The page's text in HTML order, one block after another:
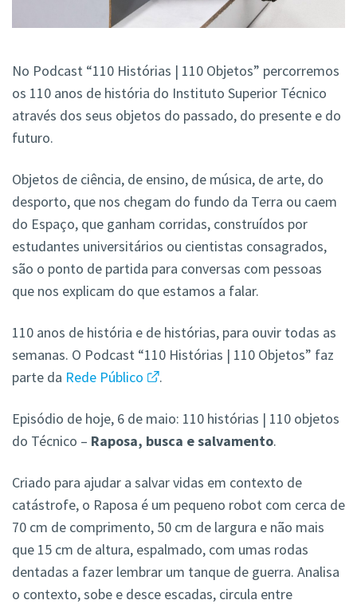
No Podcast “110 Histórias | 110 Objetos” percorremos
os 110 anos de história do Instituto Superior Técnico
através dos seus objetos do passado, do presente e do
futuro.
Objetos de ciência, de ensino, de música, de arte, do
desporto, que nos chegam do fundo da Terra ou caem
do Espaço, que ganham corridas, construídos por
estudantes universitários ou cientistas consagrados,
são o ponto de partida para conversas com pessoas
que nos explicam do que estamos a falar.
110 anos de história e de histórias, para ouvir todas as
semanas. O Podcast “110 Histórias | 110 Objetos” faz
parte da Rede Público .
Episódio de hoje, 6 de maio: 110 histórias | 110 objetos
do Técnico – Raposa, busca e salvamento.
Criado para ajudar a salvar vidas em contexto de
catástrofe, o Raposa é um pequeno robot com cerca de
70 cm de comprimento, 50 cm de largura e não mais
que 15 cm de altura, espalmado, com umas rodas
dentadas a fazer lembrar um tanque de guerra. Analisa
o contexto, sobe e desce escadas, circula entre